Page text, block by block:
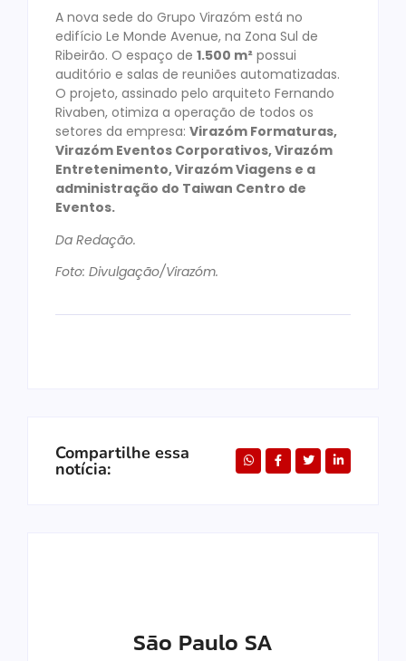
A nova sede do Grupo Virazóm está no
edifício Le Monde Avenue, na Zona Sul de
Ribeirão. O espaço de 1.500 m² possui
auditório e salas de reuniões automatizadas.
O projeto, assinado pelo arquiteto Fernando
Rivaben, otimiza a operação de todos os
setores da empresa: Virazóm Formaturas,
Virazóm Eventos Corporativos, Virazóm
Entretenimento, Virazóm Viagens e a
administração do Taiwan Centro de
Eventos.
Da Redação.
Foto: Divulgação/Virazóm.
Compartilhe essa
notícia:
São Paulo SA